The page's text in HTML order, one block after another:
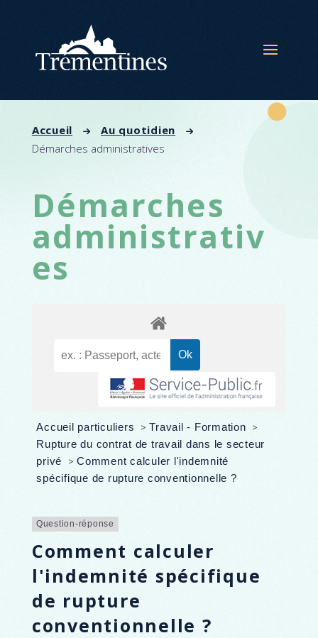
Accueil
Au quotidien
Démarches administratives
Démarches
administrativ
es
Accueil particuliers > Travail - Formation >
Rupture du contrat de travail dans le secteur
privé
> Comment calculer l'indemnité
spécifique de rupture conventionnelle ?
Question-réponse
Comment calculer
l'indemnité spécifique
de rupture
conventionnelle ?